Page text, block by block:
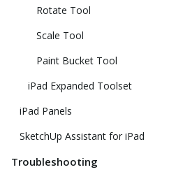
Rotate Tool
Scale Tool
Paint Bucket Tool
iPad Expanded Toolset
iPad Panels
SketchUp Assistant for iPad
Troubleshooting